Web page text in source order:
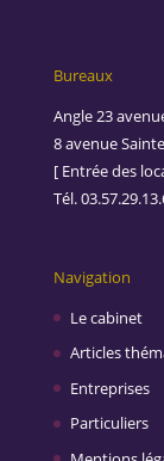
Bureaux
Angle 23
8 avenue
[ Entrée des
Tél.
Navigation
Le cabinet
Articles
Entreprises
Particuliers